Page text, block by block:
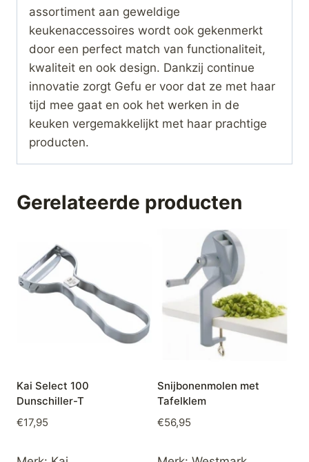
assortiment aan geweldige
keukenaccessoires wordt ook gekenmerkt
door een perfect match van functionaliteit,
kwaliteit en ook design. Dankzij continue
innovatie zorgt Gefu er voor dat ze met haar
tijd mee gaat en ook het werken in de
keuken vergemakkelijkt met haar prachtige
producten.
Gerelateerde producten
Kai Select 100
Dunschiller-T
€17,95
Snijbonenmolen met
Tafelklem
€56,95